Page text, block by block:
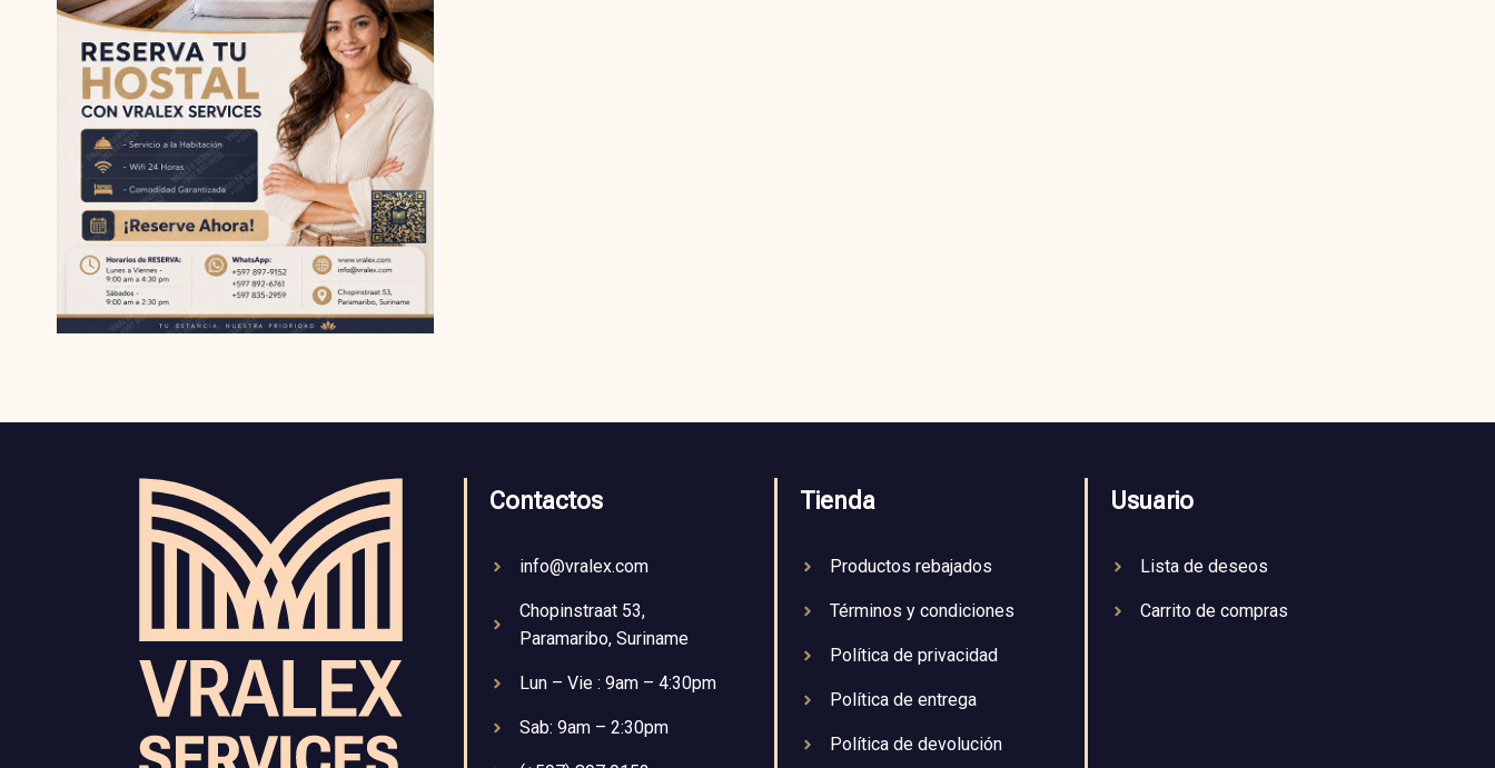
Contactos
info@vralex.com
Chopinstraat 53,
Paramaribo, Suriname
Lun – Vie : 9am – 4:30pm
Sab: 9am – 2:30pm
Tienda
Productos rebajados
Términos y condiciones
Política de privacidad
Política de entrega
Política de devolución
Usuario
Lista de deseos
Carrito de compras